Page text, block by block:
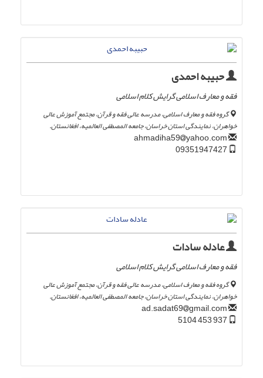
حبیبه احمدی
فقه و معارف اسلامی گرایش کلام اسلامی
گروه فقه و معارف اسلامی، مدرسه عالی فقه و قرآن، مجتمع آموزش عالی
خواهران، نمایندگی استان خراسان، جامعه المصطفی العالمیه، افغانستان.
yahoo.com
عادله سادات
فقه و معارف اسلامی گرایش کلام اسلامی
گروه فقه و معارف اسلامی، مدرسه عالی فقه و قرآن، مجتمع آموزش عالی
خواهران، نمایندگی استان خراسان، جامعه المصطفی العالمیه، افغانستان.
gmail.com